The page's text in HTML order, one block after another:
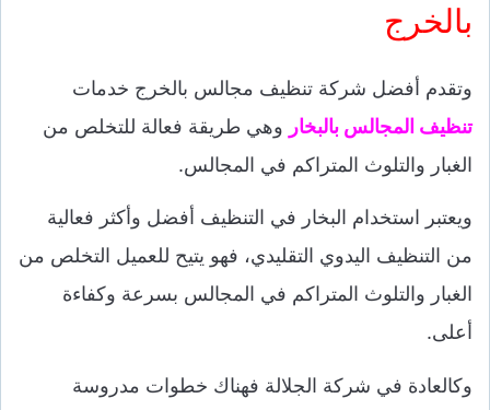
بالخرج
وتقدم أفضل شركة تنظيف مجالس بالخرج خدمات
تنظيف المجالس بالبخار وهي طريقة فعالة للتخلص من
الغبار والتلوث المتراكم في المجالس.
ويعتبر استخدام البخار في التنظيف أفضل وأكثر فعالية
من التنظيف اليدوي التقليدي، فهو يتيح للعميل التخلص من
الغبار والتلوث المتراكم في المجالس بسرعة وكفاءة
أعلى.
وكالعادة في شركة الجلالة فهناك خطوات مدروسة